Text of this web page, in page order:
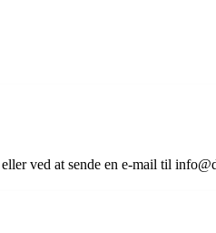
ved at sende en e-mail til